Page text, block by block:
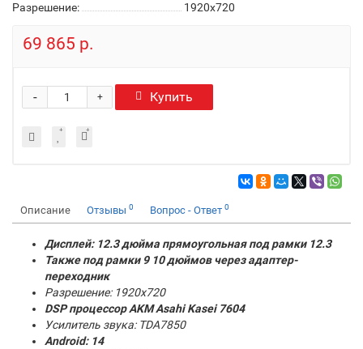
Разрешение:
1920x720
69 865 р.
+
- Купить
Описание Отзывы 0 Вопрос - Ответ 0
Дисплей: 12.3 дюйма прямоугольная под рамки 12.3
Также под рамки 9 10 дюймов через адаптер-
переходник
Разрешение: 1920x720
DSP процессор AKM Asahi Kasei 7604
Усилитель звука: TDA7850
Android: 14